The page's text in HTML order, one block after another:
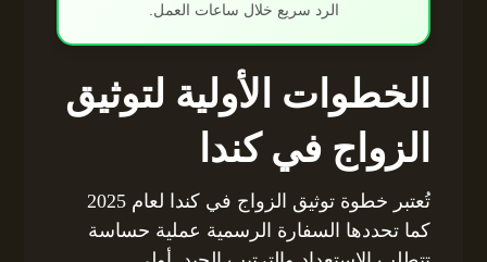
الرد سريع خلال ساعات العمل.
الخطوات الأولية لتوثيق
الزواج في كندا
تُعتبر خطوة توثيق الزواج في كندا لعام 2025
كما تحددها السفارة الرسمية عملية حساسة